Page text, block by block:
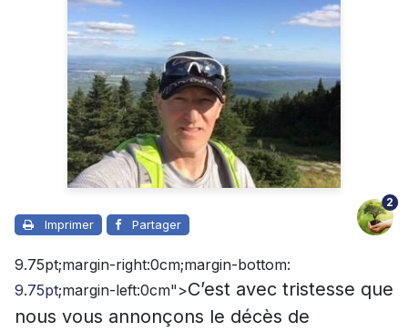
Imprimer Partager
2
9.75pt;margin-right:0cm;margin-bottom:
9.75pt;margin-left:0cm">C’est avec tristesse que
nous vous annonçons le décès de